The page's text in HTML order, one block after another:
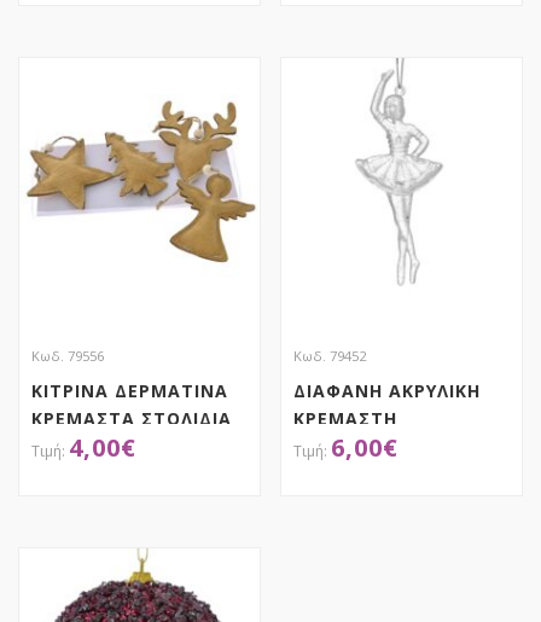
Κωδ. 79556
ΚΙΤΡΙΝΑ ΔΕΡΜΑΤΙΝΑ
ΚΡΕΜΑΣΤΑ ΣΤΟΛΙΔΙΑ
8ΕΚ ΣΕΤ 4 ΣΕ ΚΟΥΤΙ
4,00€
Κωδ. 79452
ΔΙΑΦΑΝΗ ΑΚΡΥΛΙΚΗ
ΚΡΕΜΑΣΤΗ
ΜΠΑΛΑΡΙΝΑ ΣΕΤ 6
6,00€